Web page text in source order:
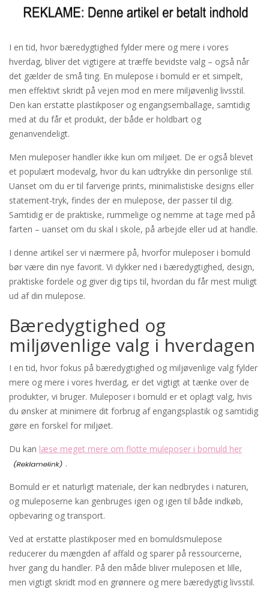
I en tid, hvor bæredygtighed fylder mere og mere i vores
hverdag, bliver det vigtigere at træffe bevidste valg – også når
det gælder de små ting. En mulepose i bomuld er et simpelt,
men effektivt skridt på vejen mod en mere miljøvenlig livsstil.
Den kan erstatte plastikposer og engangsemballage, samtidig
med at du får et produkt, der både er holdbart og
genanvendeligt.
Men muleposer handler ikke kun om miljøet. De er også blevet
et populært modevalg, hvor du kan udtrykke din personlige stil.
Uanset om du er til farverige prints, minimalistiske designs eller
statement-tryk, findes der en mulepose, der passer til dig.
Samtidig er de praktiske, rummelige og nemme at tage med på
farten – uanset om du skal i skole, på arbejde eller ud at handle.
I denne artikel ser vi nærmere på, hvorfor muleposer i bomuld
bør være din nye favorit. Vi dykker ned i bæredygtighed, design,
praktiske fordele og giver dig tips til, hvordan du får mest muligt
ud af din mulepose.
Bæredygtighed og
miljøvenlige valg i hverdagen
I en tid, hvor fokus på bæredygtighed og miljøvenlige valg fylder
mere og mere i vores hverdag, er det vigtigt at tænke over de
produkter, vi bruger. Muleposer i bomuld er et oplagt valg, hvis
du ønsker at minimere dit forbrug af engangsplastik og samtidig
gøre en forskel for miljøet.
Du kan læse meget mere om flotte muleposer i bomuld her
.
Bomuld er et naturligt materiale, der kan nedbrydes i naturen,
og muleposerne kan genbruges igen og igen til både indkøb,
opbevaring og transport.
Ved at erstatte plastikposer med en bomuldsmulepose
reducerer du mængden af affald og sparer på ressourcerne,
hver gang du handler. På den måde bliver muleposen et lille,
men vigtigt skridt mod en grønnere og mere bæredygtig livsstil.